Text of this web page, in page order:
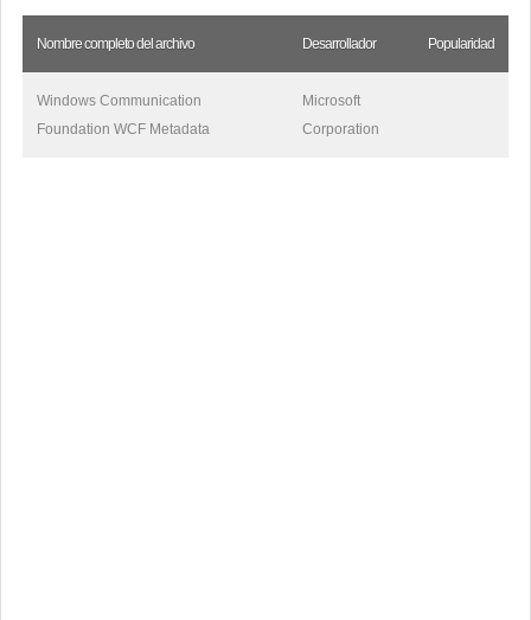
Nombre completo del archivo Desarrollador Popularidad
Windows Communication
Foundation WCF Metadata
Microsoft
Corporation